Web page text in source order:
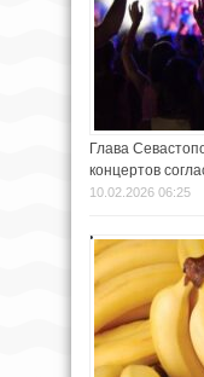
Глава
концертов
10.02.2026 06:25